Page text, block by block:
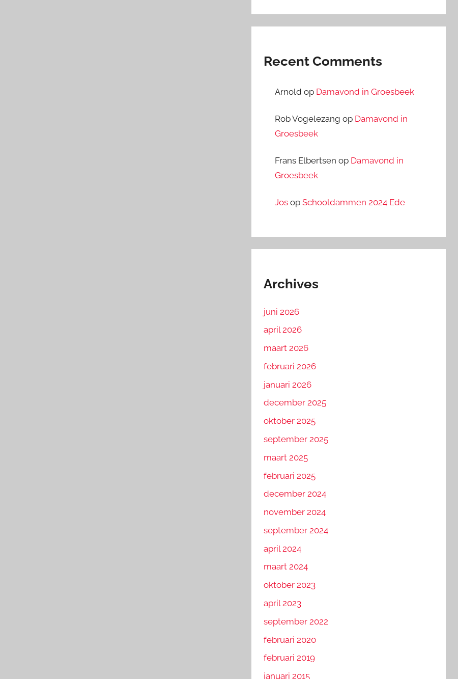
Recent Comments
Arnold op Damavond in Groesbeek
Rob Vogelezang op Damavond in
Groesbeek
Frans Elbertsen op Damavond in
Groesbeek
Josop Schooldammen 2024 Ede
Archives
juni 2026
april 2026
maart 2026
februari 2026
januari 2026
december 2025
oktober 2025
september 2025
maart 2025
februari 2025
december 2024
november 2024
september 2024
april 2024
maart 2024
oktober 2023
april 2023
september 2022
februari 2020
februari 2019
januari 2015